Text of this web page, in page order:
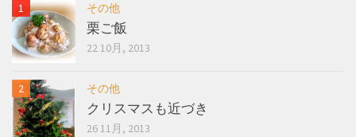
その他
栗ご飯
22 10月, 2013
その他
クリスマスも近づき
26 11月, 2013